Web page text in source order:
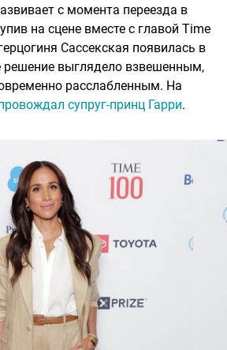
с момента переезда в
на сцене вместе с главой Time
Сассекская появилась в
решение выглядело взвешенным,
расслабленным. На
супруг-принц Гарри.